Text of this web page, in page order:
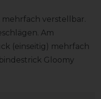
verstellbar.
Am
(einseitig) mehrfach
Gloomy